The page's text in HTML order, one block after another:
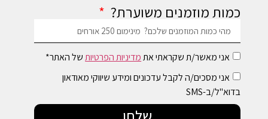
כמות מוזמנים משוערת?
אני מאשר/ת שקראתי אתמדיניות הפרטיותשל האתר*
אני מסכים/ה לקבל עדכונים ומידע שיווקי מאודאון
בדוא"ל/ב-SMS